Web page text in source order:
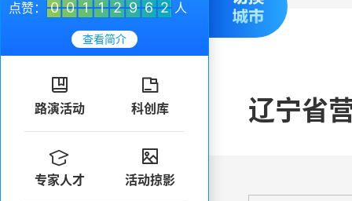
辽宁省
点赞：
0 0 1 1 2 9 6 2 人
查看简介

路演活动

科创库

专家人才

活动掠影